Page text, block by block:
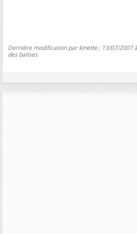
Dernière modification par kinette ; 13/07/2007 à
des balises